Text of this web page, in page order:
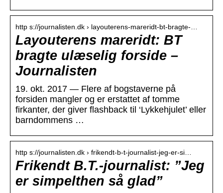
http s://journalisten.dk › layouterens-mareridt-bt-bragte-…
Layouterens mareridt: BT
bragte ulæselig forside –
Journalisten
19. okt. 2017 — Flere af bogstaverne på
forsiden mangler og er erstattet af tomme
firkanter, der giver flashback til ‘Lykkehjulet’ eller
barndommens …
http s://journalisten.dk › frikendt-b-t-journalist-jeg-er-si…
Frikendt B.T.-journalist: ”Jeg
er simpelthen så glad”